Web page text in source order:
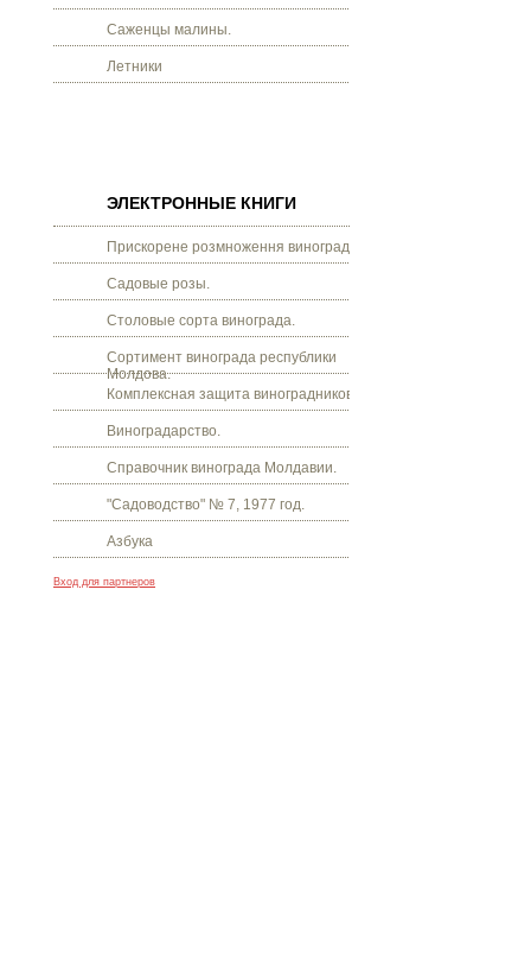
Саженцы малины.
Летники
ЭЛЕКТРОННЫЕ КНИГИ
Прискорене розмноження винограду.
Садовые розы.
Столовые сорта винограда.
Сортимент винограда республики
Молдова.
Комплексная защита виноградников.
Виноградарство.
Справочник винограда Молдавии.
"Садоводство" № 7, 1977 год.
Азбука
Вход для партнеров